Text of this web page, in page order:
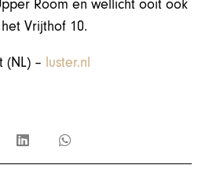
Room en wellicht ooit ook
Vrijthof 10.
(NL) – luster.nl